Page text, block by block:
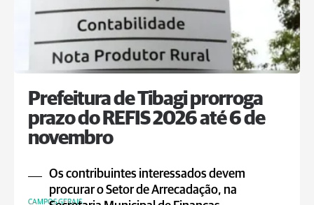
Prefeitura de Tibagi prorroga
prazo do REFIS 2026 até 6 de
novembro
Os contribuintes interessados devem
procurar o Setor de Arrecadação, na
CAMPOS GERAIS